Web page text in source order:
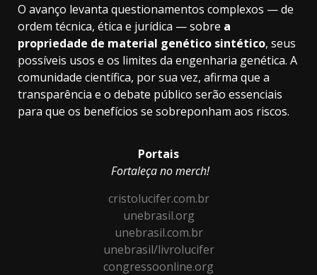
O avanço levanta questionamentos complexos — de
ordem técnica, ética e jurídica — sobre a
propriedade de material genético sintético, seus
possíveis usos e os limites da engenharia genética. A
comunidade científica, por sua vez, afirma que a
transparência e o debate público serão essenciais
para que os benefícios se sobreponham aos riscos.
Portais
Fortaleça no merch!
cristolucifer.com.br
unebrasil.org
unebrasil.com.br
unebrasil/livrolucifer
congressoonline.org